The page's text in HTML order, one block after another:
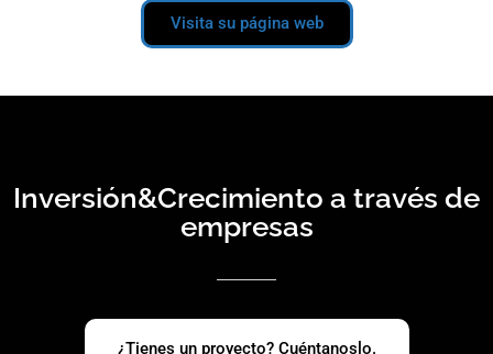
Visita su página web
Inversión&Crecimiento a través de
empresas
¿Tienes un proyecto? Cuéntanoslo.​